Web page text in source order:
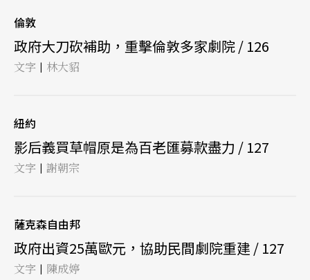
倫敦
政府大刀砍補助，重擊倫敦多家劇院 / 126
文字 | 林大貂
紐約
影后義買草帽原是為百老匯募款盡力 / 127
文字 | 謝朝宗
薩克森自由邦
政府出資25萬歐元，協助民間劇院重建 / 127
文字 | 陳成婷